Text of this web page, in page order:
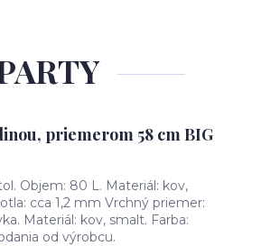
priemerom 58 cm BIG
Objem: 80 L. Materiál: kov,
cca 1,2 mm Vrchný priemer:
Materiál: kov, smalt. Farba:
od výrobcu.